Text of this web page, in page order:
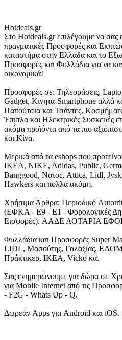
Hotdeals.gr
Στο Hotdeals.gr επιλέγουμε να σας
πραγματικές Προσφορές και
καταστήμα στην Ελλάδα και το
Προσφορές και Φυλλάδια για να
οικονομικά!
Προσφορές σε: Τηλεοράσεις,
Gadget, Κινητά-Smartphone αλλά
Παπούτσια και Τσάντες,
Έπιπλα και Ηλεκτρικές Συσκευές
ακόμα προϊόντα από τα πιο
και Κίνα.
Μερικά από τα eshops που
IKEA, NIKE, Adidas, Public,
Banggood, Νοτος, Attica, Lidl,
Hawkers και πολλά ακόμη.
Χρήσιμα Άρθρα: Περιοδικό
(ΕΦΚΑ - Ε9 - Ε1 - Φορολογικές
Εισφορές). ΑΑΔΕ ΛΟΤΑΡΙΑ
Φυλλάδια και Προσφορές Super
LIDL, Μασούτης, Γαλαξίας,
Πράκτικερ, ΙΚΕΑ, Vicko κα.
Σας ενημερώνουμε για δώρα σε
για Mobile Internet από τις
- F2G - Whats Up - Q.
Δωρεάν Apps για Android και iOS.